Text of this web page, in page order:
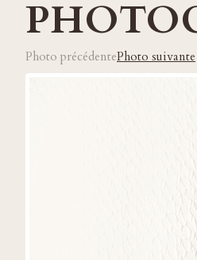
Photo précédentePhoto suivante